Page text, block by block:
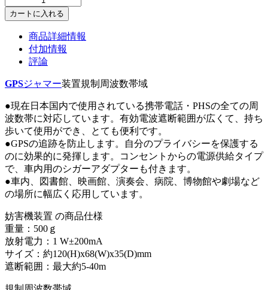
カートに入れる
商品詳細情報
付加情報
評論
GPSジャマー装置規制周波数帯域
●現在日本国内で使用されている携帯電話・PHSの全ての周
波数帯に対応しています。有効電波遮断範囲が広くて、持ち
歩いて使用ができ、とても便利です。
●GPSの追跡を防止します。自分のプライバシーを保護する
のに効果的に発揮します。コンセントからの電源供給タイプ
で、車内用のシガーアダプターも付きます。
●車内、図書館、映画館、演奏会、病院、博物館や劇場など
の場所に幅広く応用しています。
妨害機装置 の商品仕様
重量：500ｇ
放射電力：1 W±200mA
サイズ：約120(H)x68(W)x35(D)mm
遮断範囲：最大約5-40m